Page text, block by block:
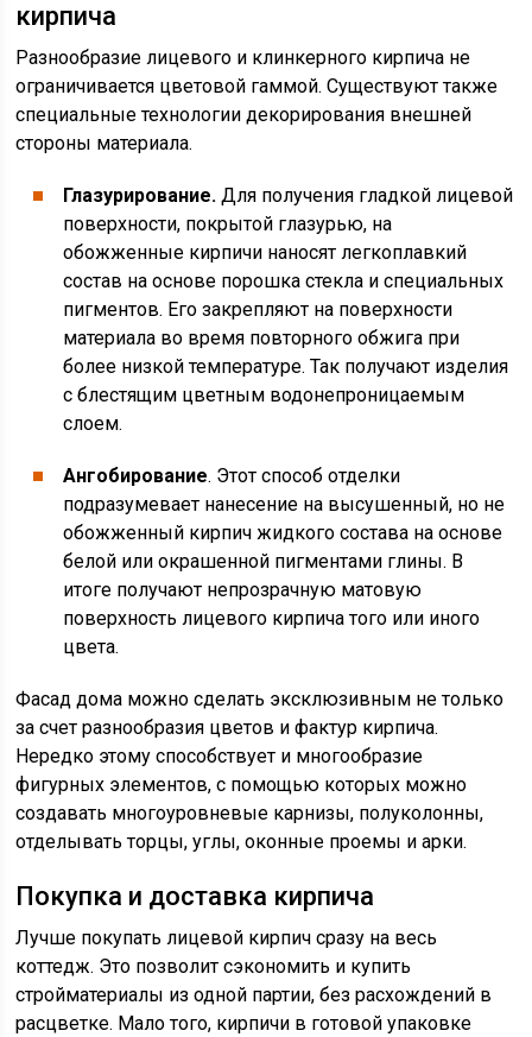
кирпича
Разнообразие лицевого и клинкерного кирпича не
ограничивается цветовой гаммой. Существуют также
специальные технологии декорирования внешней
стороны материала.
Глазурирование. Для получения гладкой лицевой
поверхности, покрытой глазурью, на
обожженные кирпичи наносят легкоплавкий
состав на основе порошка стекла и специальных
пигментов. Его закрепляют на поверхности
материала во время повторного обжига при
более низкой температуре. Так получают изделия
с блестящим цветным водонепроницаемым
слоем.
Ангобирование. Этот способ отделки
подразумевает нанесение на высушенный, но не
обожженный кирпич жидкого состава на основе
белой или окрашенной пигментами глины. В
итоге получают непрозрачную матовую
поверхность лицевого кирпича того или иного
цвета.
Фасад дома можно сделать эксклюзивным не только
за счет разнообразия цветов и фактур кирпича.
Нередко этому способствует и многообразие
фигурных элементов, с помощью которых можно
создавать многоуровневые карнизы, полуколонны,
отделывать торцы, углы, оконные проемы и арки.
Покупка и доставка кирпича
Лучше покупать лицевой кирпич сразу на весь
коттедж. Это позволит сэкономить и купить
стройматериалы из одной партии, без расхождений в
расцветке. Мало того, кирпичи в готовой упаковке